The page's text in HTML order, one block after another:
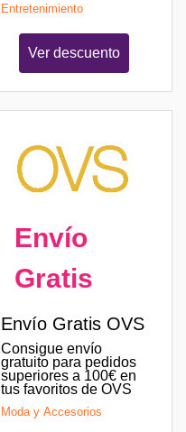
Entretenimiento
Ver descuento
Envío
Gratis
Envío Gratis OVS
Consigue envío
gratuito para pedidos
superiores a 100€ en
tus favoritos de OVS
Moda y Accesorios